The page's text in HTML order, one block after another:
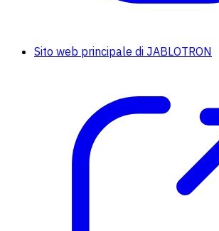
Sito web principale di JABLOTRON